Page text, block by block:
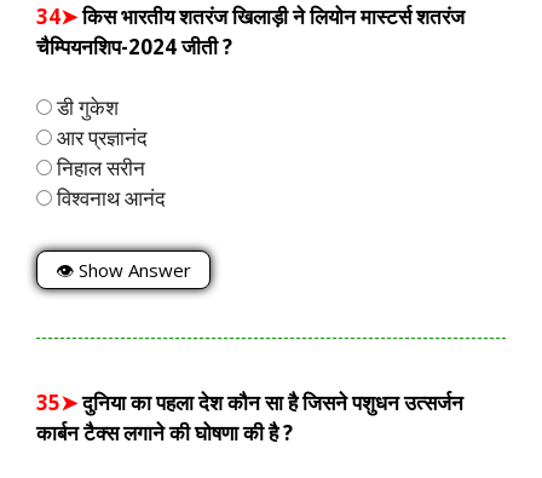
34➤किस भारतीय शतरंज खिलाड़ी ने लियोन मास्टर्स शतरंज
चैम्पियनशिप-2024 जीती ?
डी गुकेश
आर प्रज्ञानंद
निहाल सरीन
विश्वनाथ आनंद
👁 Show Answer
35➤दुनिया का पहला देश कौन सा है जिसने पशुधन उत्सर्जन
कार्बन टैक्स लगाने की घोषणा की है ?